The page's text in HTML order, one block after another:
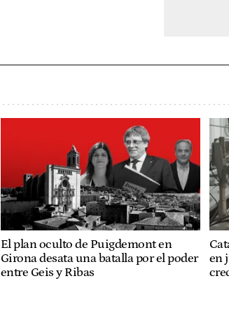
El plan oculto de Puigdemont en
Girona desata una batalla por el poder
entre Geis y Ribas
en